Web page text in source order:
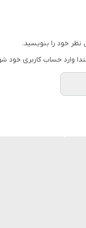
خود را بنویسید.
وارد حساب کاربری خود